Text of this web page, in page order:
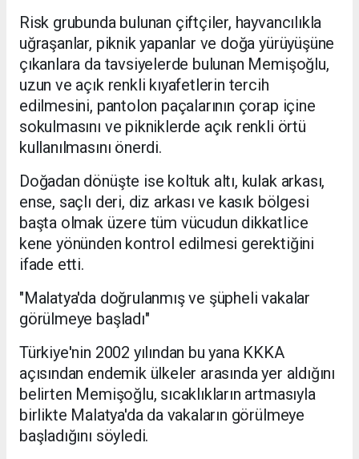
Risk grubunda bulunan çiftçiler, hayvancılıkla
uğraşanlar, piknik yapanlar ve doğa yürüyüşüne
çıkanlara da tavsiyelerde bulunan Memişoğlu,
uzun ve açık renkli kıyafetlerin tercih
edilmesini, pantolon paçalarının çorap içine
sokulmasını ve pikniklerde açık renkli örtü
kullanılmasını önerdi.
Doğadan dönüşte ise koltuk altı, kulak arkası,
ense, saçlı deri, diz arkası ve kasık bölgesi
başta olmak üzere tüm vücudun dikkatlice
kene yönünden kontrol edilmesi gerektiğini
ifade etti.
"Malatya'da doğrulanmış ve şüpheli vakalar
görülmeye başladı"
Türkiye'nin 2002 yılından bu yana KKKA
açısından endemik ülkeler arasında yer aldığını
belirten Memişoğlu, sıcaklıkların artmasıyla
birlikte Malatya'da da vakaların görülmeye
başladığını söyledi.